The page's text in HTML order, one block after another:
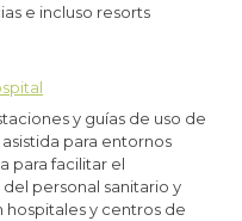
e incluso resorts
y guías de uso de
para entornos
para facilitar el
personal sanitario y
y centros de